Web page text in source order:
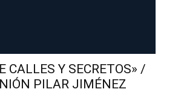
CALLES Y SECRETOS» /
PILAR JIMÉNEZ